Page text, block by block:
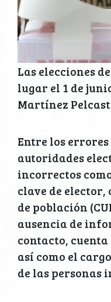
Las elecciones
lugar el 1 de
Martínez
Entre los
autoridades
incorrectos
clave de
de población
ausencia de
contacto,
así como el
de las personas